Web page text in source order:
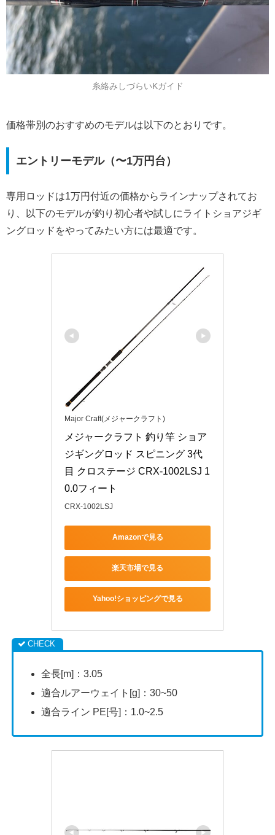
糸絡みしづらいKガイド
価格帯別のおすすめのモデルは以下のとおりです。
エントリーモデル（〜1万円台）
専用ロッドは1万円付近の価格からラインナップされてお
り、以下のモデルが釣り初心者や試しにライトショアジギ
ングロッドをやってみたい方には最適です。
Major Craft(メジャークラフト)
メジャークラフト 釣り竿 ショア
ジギングロッド スピニング 3代
目 クロステージ CRX-1002LSJ 1
0.0フィート
CRX-1002LSJ
Amazonで見る
楽天市場で見る
Yahoo!ショッピングで見る
全長[m]：3.05
適合ルアーウェイト[g]：30~50
適合ライン PE[号]：1.0~2.5